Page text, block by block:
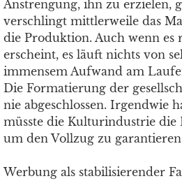
Anstrengung, ihn zu erzielen,
verschlingt mittlerweile das
die Produktion. Auch wenn es
erscheint, es läuft nichts von
immensem Aufwand am
Die Formatierung der
nie abgeschlossen. Irgendwie
müsste die Kulturindustrie die
um den Vollzug zu
Werbung als stabilisierender